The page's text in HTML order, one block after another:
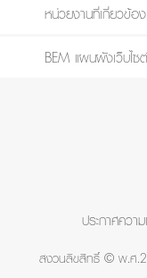
หน่วยงานที่เกี่ยวข้อง
BEM แผนผังเว็บไซต์
ประกาศควา
สงวนลิขสิทธิ์ © พ.ศ